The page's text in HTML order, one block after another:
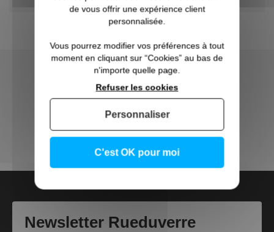
Direct Usine
Made in France
Trouvez un Vitrier
Newsletter Rueduverre
de vous offrir une expérience client
personnalisée.
Vous pourrez modifier vos préférences à tout
moment en cliquant sur “Cookies” au bas de
n'importe quelle page.
C'est OK pour moi
Refuser les cookies
Personnaliser